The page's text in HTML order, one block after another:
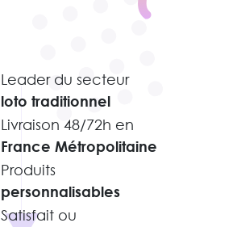
Leader du secteur
loto traditionnel
Livraison 48/72h en
France Métropolitaine
Produits
personnalisables
Satisfait ou